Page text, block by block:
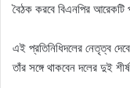
বৈঠক করবে বিএনপির আরেকটি
এই প্রতিনিধিদলের নেতৃত্ব
তাঁর সঙ্গে থাকবেন দলের দুই